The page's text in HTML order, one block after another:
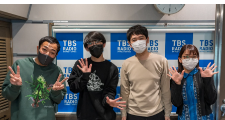
イベント・グッズ
YouTube
会社情報